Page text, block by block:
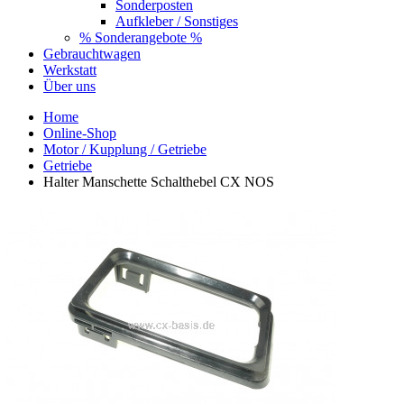
Sonderposten
Aufkleber / Sonstiges
% Sonderangebote %
Gebrauchtwagen
Werkstatt
Über uns
Home
Online-Shop
Motor / Kupplung / Getriebe
Getriebe
Halter Manschette Schalthebel CX NOS